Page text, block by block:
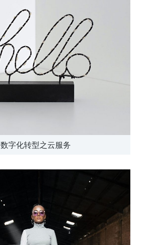
数字化转型之云服务